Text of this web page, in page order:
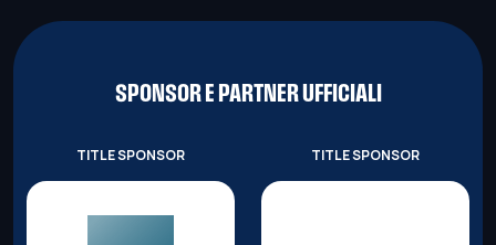
SPONSOR E PARTNER UFFICIALI
TITLE SPONSOR TITLE SPONSOR